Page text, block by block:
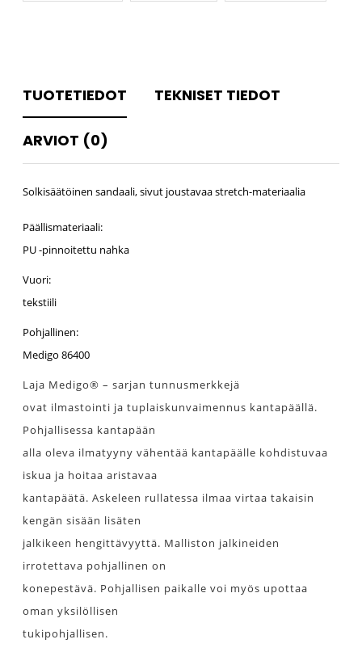
TUOTETIEDOT TEKNISET TIEDOT
ARVIOT (0)
Solkisäätöinen sandaali, sivut joustavaa stretch-materiaalia
Päällismateriaali:
PU -pinnoitettu nahka
Vuori:
tekstiili
Pohjallinen:
Medigo 86400
Laja Medigo® – sarjan tunnusmerkkejä
ovat ilmastointi ja tuplaiskunvaimennus kantapäällä.
Pohjallisessa kantapään
alla oleva ilmatyyny vähentää kantapäälle kohdistuvaa
iskua ja hoitaa aristavaa
kantapäätä. Askeleen rullatessa ilmaa virtaa takaisin
kengän sisään lisäten
jalkikeen hengittävyyttä. Malliston jalkineiden
irrotettava pohjallinen on
konepestävä. Pohjallisen paikalle voi myös upottaa
oman yksilöllisen
tukipohjallisen.